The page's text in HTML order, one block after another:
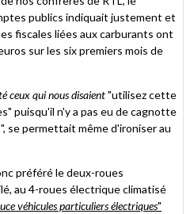
publics indiquait justement et
fiscales liées aux carburants ont
sur les six premiers mois de
ceux qui nous disaient"utilisez cette
puisqu'il n'y a pas eu de cagnotte
se permettait même d'ironiser au
préféré le deux-roues
au 4-roues électrique climatisé
véhicules particuliers électriques"